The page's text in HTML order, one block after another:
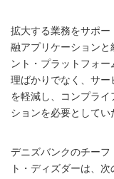
拡大する業務をサポ
融アプリケーションと
ント・プラットフォ
理ばかりでなく、サー
を軽減し、コンプラ
ションを必要としてい
デニズバンクのチーフ
ト・ディズダーは、